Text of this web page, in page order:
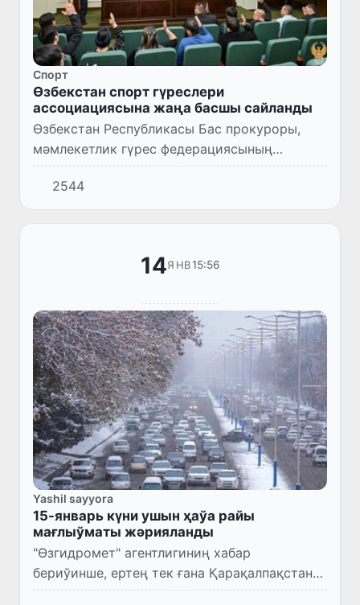
Спорт
Өзбекстан спорт гүреслери
ассоциациясына жаңа басшы сайланды
Өзбекстан Республикасы Бас прокуроры,
мәмлекетлик гүрес федерациясының
басшысы Ниғматилла Йўлдошев мәмлекет
спорт гүреслери ассоциациясының баслығы
етип сайланды.
2544
14ЯНВ15:56
Yashil sayyora
15-январь күни ушын ҳаўа райы
мағлыўматы жәрияланды
"Өзгидромет" агентлигиниң хабар
бериўинше, ертең тек ғана Қарақалпақстан
Республикасы, Хорезм ўәлаятының айырым